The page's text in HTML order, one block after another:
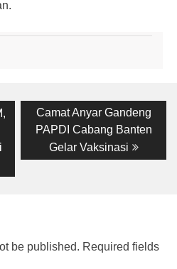
Next
post:
Camat Anyar Gandeng
PAPDI Cabang Banten
Gelar Vaksinasi
be published. Required fields